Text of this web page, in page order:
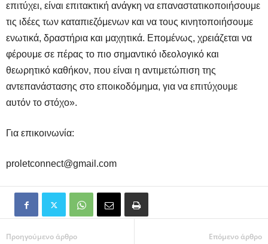
επιτύχει, είναι επιτακτική ανάγκη να επαναστατικοποιήσουμε
τις ιδέες των καταπιεζόμενων και να τους κινητοποιήσουμε
ενωτικά, δραστήρια και μαχητικά. Επομένως, χρειάζεται να
φέρουμε σε πέρας το πιο σημαντικό ιδεολογικό και
θεωρητικό καθήκον, που είναι η αντιμετώπιση της
αντεπανάστασης στο εποικοδόμημα, για να επιτύχουμε
αυτόν το στόχο».
Για επικοινωνία:
proletconnect@gmail.com
Προηγούμενο άρθρο Επόμενο άρθρο